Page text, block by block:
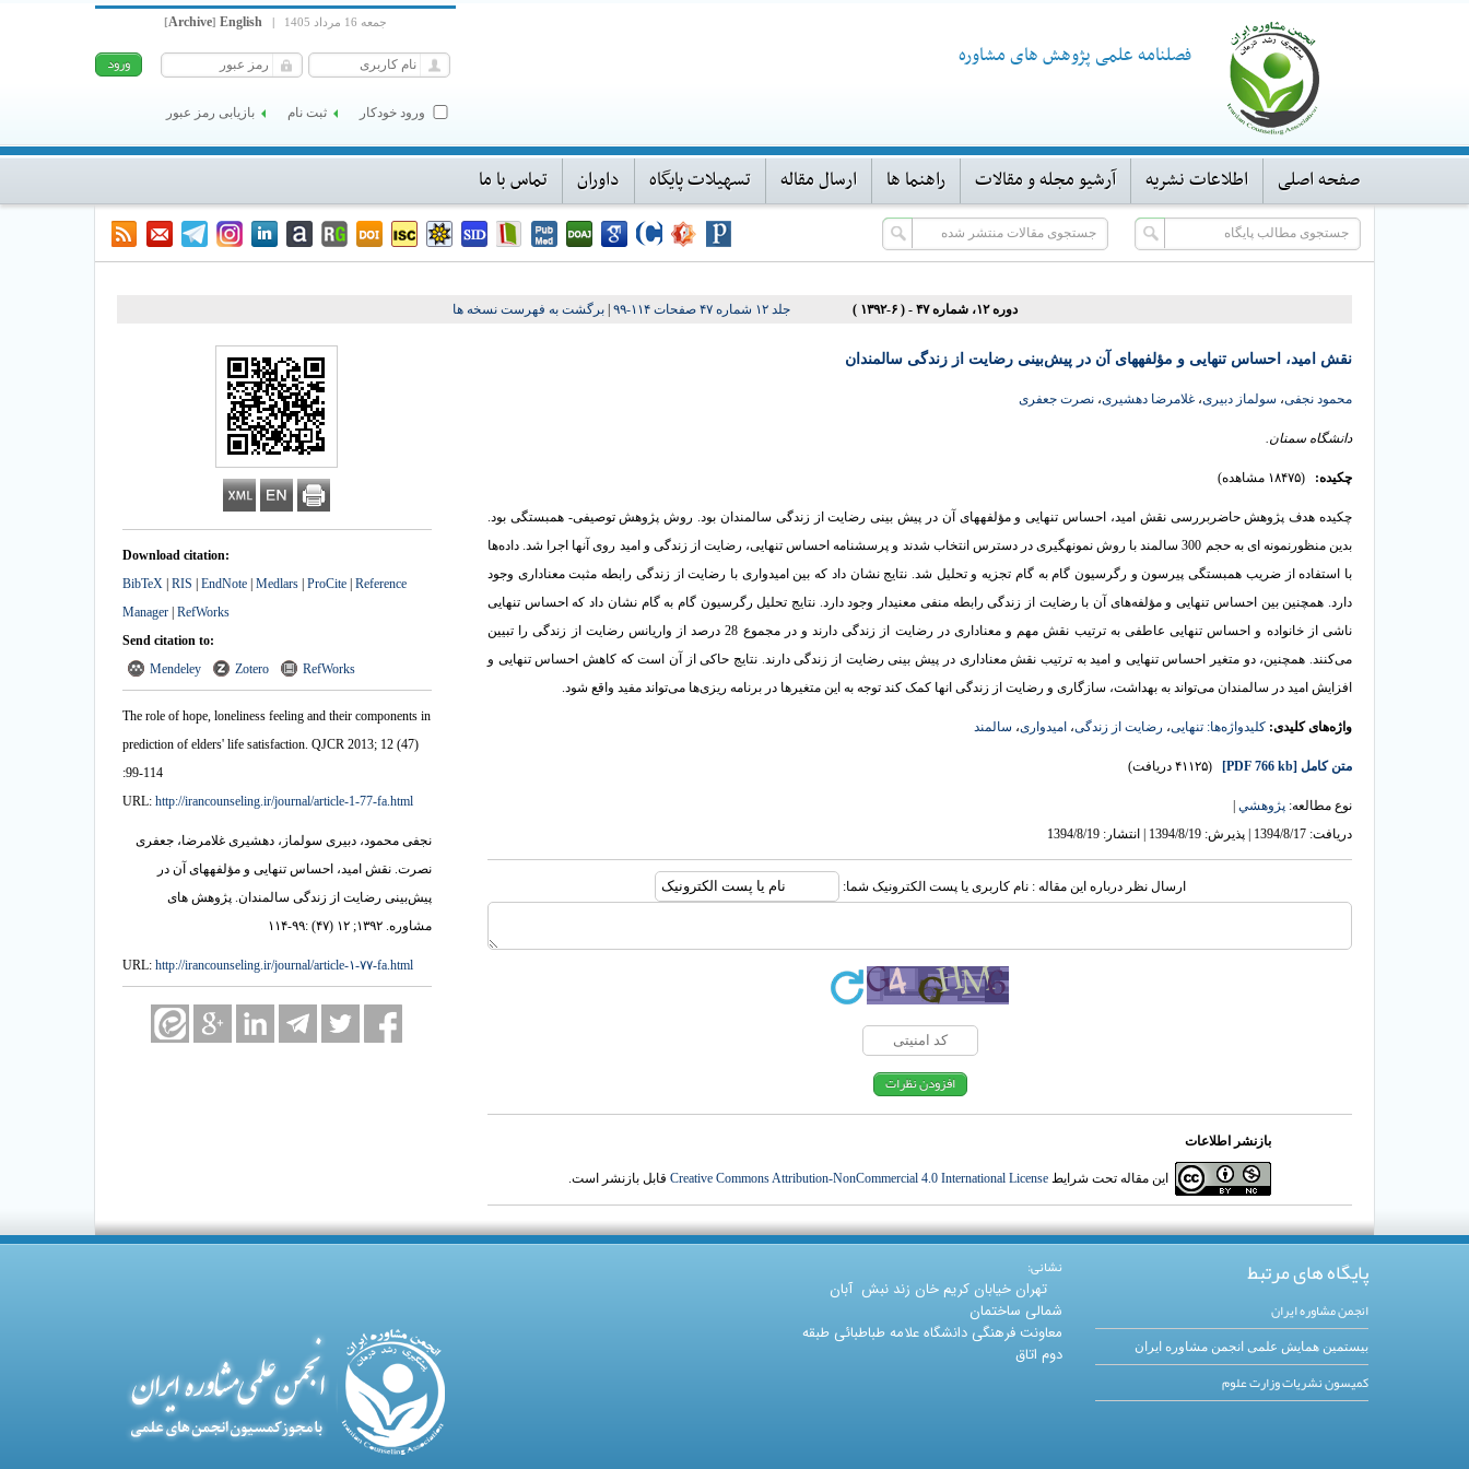
فصلنامه علمی پژوهش های مشاوره
جمعه 16 مرداد 1405 |
English
[Archive]
ورود خودکار ثبت نام بازیابی رمز عبور
صفحه اصلی اطلاعات نشریه آرشیو مجله و مقالات راهنما ها ارسال مقاله تسهیلات پایگاه داوران تماس با ما
دوره ۱۲، شماره ۴۷ - ( ۶-۱۳۹۲ ) جلد ۱۲ شماره ۴۷ صفحات ۱۱۴-۹۹ |برگشت به فهرست نسخه ها
Download citation:
BibTeX RIS EndNote Medlars ProCite Reference
Manager RefWorks
Send citation to:
Mendeley
Zotero RefWorks
The role of hope, loneliness feeling and their components in
prediction of elders' life satisfaction. QJCR 2013; 12 (47)
:99-114
URL: http://irancounseling.ir/journal/article-1-77-fa.html
نجفی محمود، دبیری سولماز، دهشیری غلامرضا، جعفری
نصرت. نقش امید، احساس تنهایی و مؤلفه‏های آن در
پیش‌بینی رضایت از زندگی‌ سالمندان. پژوهش های
مشاوره. ۱۳۹۲; ۱۲ (۴۷) :۹۹-۱۱۴
URL: http://irancounseling.ir/journal/article-۱-۷۷-fa.html
نقش امید، احساس تنهایی و مؤلفه‏های آن در پیش‌بینی رضایت از زندگی‌ سالمندان
محمود نجفی، سولماز دبیری، غلامرضا دهشیری، نصرت جعفری
دانشگاه سمنان.
چکیده: (۱۸۴۷۵ مشاهده)
چکیده هدف پژوهش حاضربررسی نقش امید، احساس تنهایی و مؤلفه‏های آن در پیش بینی رضایت از زندگی‌ سالمندان بود. روش پژوهش توصیفی- همبستگی بود.
بدین منظورنمونه ای به حجم 300 سالمند با روش نمونه‏گیری در دسترس انتخاب شدند و پرسشنامه احساس تنهایی، رضایت از زندگی و امید روی آنها اجرا شد. داده‌ها
با استفاده از ضریب همبستگی پیرسون و رگرسیون گام به گام تجزیه و تحلیل شد. نتایج نشان داد که بین امیدواری با رضایت از زندگی رابطه مثبت معناداری وجود
دارد. همچنین بین احساس تنهایی و مؤلفه‌های آن با رضایت از زندگی رابطه منفی معنی‏دار وجود دارد. نتایج تحلیل رگرسیون گام به گام نشان داد که احساس تنهایی
ناشی از خانواده و احساس تنهایی عاطفی به ترتیب نقش مهم و معناداری در رضایت از زندگی دارند و در مجموع 28 درصد از واریانس رضایت از زندگی را تبیین
می‌کنند. همچنین، دو متغیر احساس تنهایی و امید به ترتیب نقش معناداری در پیش بینی رضایت از زندگی دارند. نتایج حاکی از آن است که کاهش احساس تنهایی و
افزایش امید در سالمندان می‌تواند به بهداشت، سازگاری و رضایت از زندگی انها کمک کند توجه به این متغیرها در برنامه ریزی‌ها می‌تواند مفید واقع شود.
واژه‌های کلیدی: کلیدواژه‌ها: تنهایی، رضایت از زندگی، امیدواری، سالمند
متن کامل [PDF 766 kb] (۴۱۱۲۵ دریافت)
نوع مطالعه: پژوهشي
دریافت: 1394/8/17 | پذیرش: 1394/8/19 | انتشار: 1394/8/19
ارسال نظر درباره این مقاله : نام کاربری یا پست الکترونیک شما:
بازنشر اطلاعات
این مقاله تحت شرایط Creative Commons Attribution-NonCommercial 4.0 International License قابل بازنشر است.
پایگاه های مرتبط
انجمن مشاوره ایران
بیستمین همایش علمی انجمن مشاوره ایران
کمیسون نشریات وزارت علوم
نشانی:
تهران خیابان کریم خان زند نبش آبان
شمالی ساختمان
معاونت فرهنگی دانشگاه علامه طباطبائی طبقه
دوم اتاق